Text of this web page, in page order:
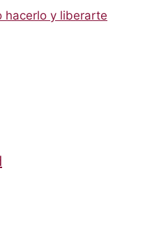
hacerlo y liberarte